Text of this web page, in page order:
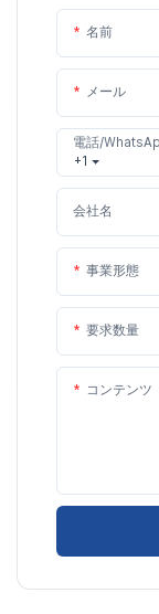
名前
メール
+1
電話/
会社名
事業形態
要求数量
コンテンツ